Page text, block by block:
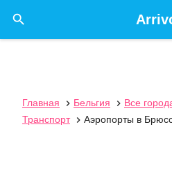

Главная  Бельгия  Все
Транспорт
 Аэропорты в